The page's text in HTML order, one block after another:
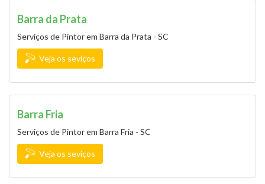
Barra da Prata
Serviços de Pintor em Barra da Prata - SC
Veja os seviços
Barra Fria
Serviços de Pintor em Barra Fria - SC
Veja os seviços